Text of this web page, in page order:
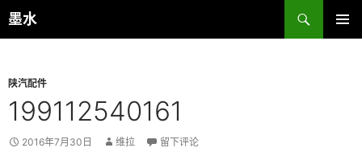
跳
至
墨水
搜
索
陕汽配件
199112540161
2016年7月30日 维拉 留下评论